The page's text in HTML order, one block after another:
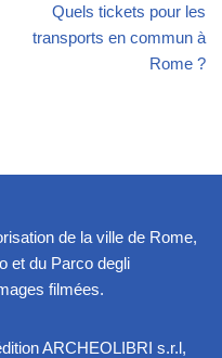
Quels tickets pour les
transports en commun à
Rome ?
de la ville de Rome,
et du Parco degli
filmées.
ARCHEOLIBRI s.r.l,